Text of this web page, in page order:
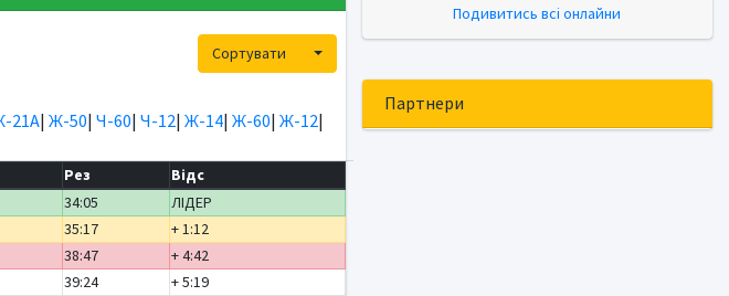
Сортувати Toggle Dropdown
21А| Ж-50| Ч-60| Ч-12| Ж-14| Ж-60| Ж-12|
Рез
Відс
34:05
ЛІДЕР
35:17
+ 1:12
38:47
+ 4:42
39:24
+ 5:19
Подивитись всі онлайни
Партнери